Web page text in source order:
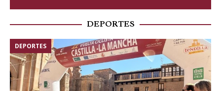
DEPORTES
DEPORTES